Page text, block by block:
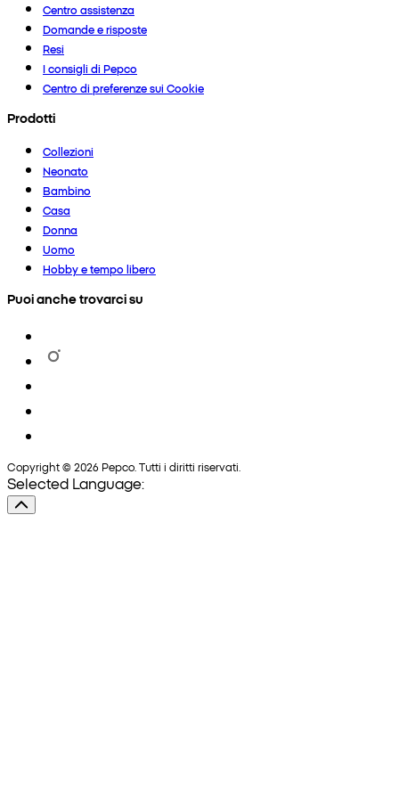
Centro assistenza
Domande e risposte
Resi
I consigli di Pepco
Centro di preferenze sui Cookie
Prodotti
Collezioni
Neonato
Bambino
Casa
Donna
Uomo
Hobby e tempo libero
Puoi anche trovarci su
Copyright © 2026 Pepco. Tutti i diritti riservati.
Selected Language: